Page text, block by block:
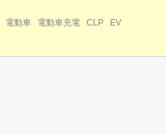
電動車 電動車充電 CLP
EV